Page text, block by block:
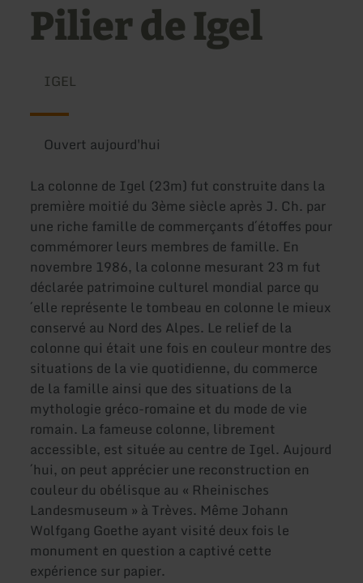
Pilier de Igel
IGEL
Ouvert aujourd'hui
La colonne de Igel (23m) fut construite dans la
première moitié du 3ème siècle après J. Ch. par
une riche famille de commerçants d´étoffes pour
commémorer leurs membres de famille. En
novembre 1986, la colonne mesurant 23 m fut
déclarée patrimoine culturel mondial parce qu
´elle représente le tombeau en colonne le mieux
conservé au Nord des Alpes. Le relief de la
colonne qui était une fois en couleur montre des
situations de la vie quotidienne, du commerce
de la famille ainsi que des situations de la
mythologie gréco-romaine et du mode de vie
romain. La fameuse colonne, librement
accessible, est située au centre de Igel. Aujourd
´hui, on peut apprécier une reconstruction en
couleur du obélisque au « Rheinisches
Landesmuseum » à Trèves. Même Johann
Wolfgang Goethe ayant visité deux fois le
monument en question a captivé cette
expérience sur papier.